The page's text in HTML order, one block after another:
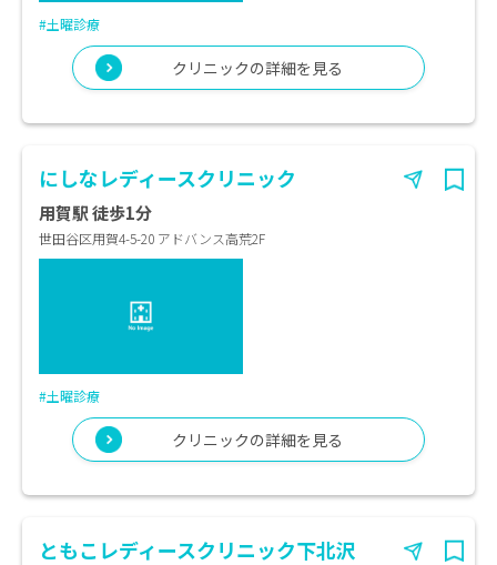
#土曜診療
クリニックの詳細を見る
にしなレディースクリニック
用賀駅 徒歩1分
世田谷区用賀4-5-20 アドバンス高荒2F
#土曜診療
クリニックの詳細を見る
ともこレディースクリニック下北沢